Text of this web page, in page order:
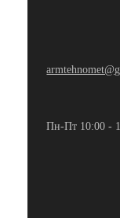
Пн-Пт 10:00 -